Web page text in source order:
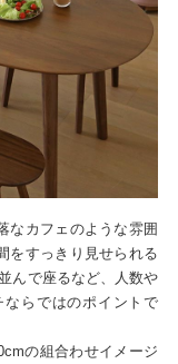
なカフェのような雰囲
をすっきり見せられる
んで座るなど、人数や
らではのポイントで
の組合わせイメージ